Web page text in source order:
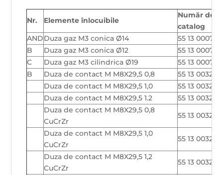
Nr. Elemente înlocuibile
Număr de
catalog
ANDDuza gaz M3 conica Ø14
55 13 000736
B
Duza gaz M3 conica Ø12
55 13 000737
C
Duza gaz M3 cilindrica Ø19
55 13 000738
B
Duza de contact M M8X29,5 0,8
55 13 003288
Duza de contact M M8X29,5 1,0
55 13 003289
Duza de contact M M8X29,5 1.2
55 13 003290
Duza de contact M M8X29,5 0,8
CuCrZr
55 13 003294
Duza de contact M M8X29,5 1,0
CuCrZr
55 13 003295
Duza de contact M M8X29,5 1,2
CuCrZr
55 13 003296